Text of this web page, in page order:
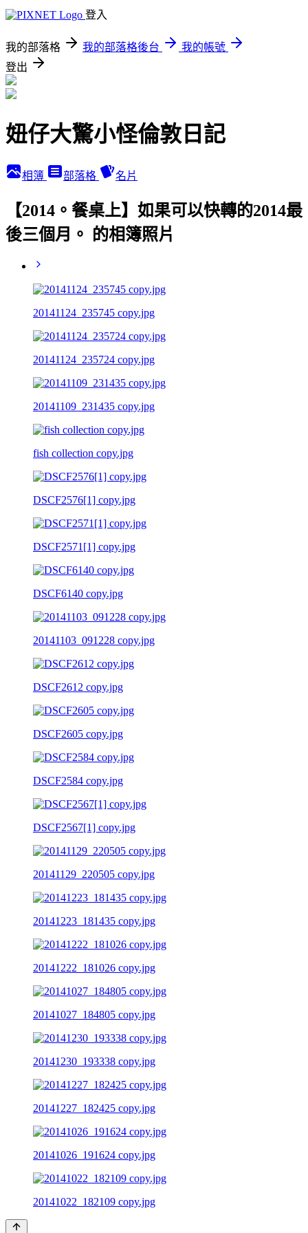
登入
我的部落格 我的部落格後台
我的帳號
登出
妞仔大驚小怪倫敦日記
相簿 部落格 名片
【2014。餐桌上】如果可以快轉的2014最
後三個月。 的相簿照片
20141124_235745 copy.jpg
20141124_235724 copy.jpg
20141109_231435 copy.jpg
fish collection copy.jpg
DSCF2576[1] copy.jpg
DSCF2571[1] copy.jpg
DSCF6140 copy.jpg
20141103_091228 copy.jpg
DSCF2612 copy.jpg
DSCF2605 copy.jpg
DSCF2584 copy.jpg
DSCF2567[1] copy.jpg
20141129_220505 copy.jpg
20141223_181435 copy.jpg
20141222_181026 copy.jpg
20141027_184805 copy.jpg
20141230_193338 copy.jpg
20141227_182425 copy.jpg
20141026_191624 copy.jpg
20141022_182109 copy.jpg